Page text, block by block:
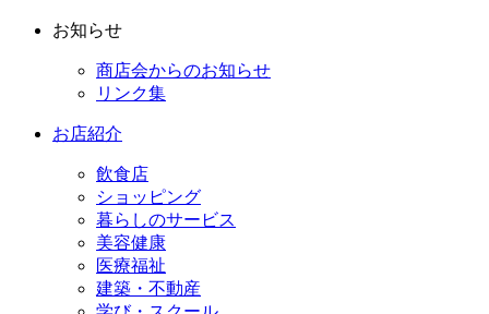
お知らせ
商店会からのお知らせ
リンク集
お店紹介
飲食店
ショッピング
暮らしのサービス
美容健康
医療福祉
建築・不動産